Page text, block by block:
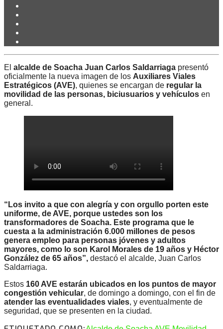
El alcalde de Soacha Juan Carlos Saldarriaga presentó
oficialmente la nueva imagen de los Auxiliares Viales
Estratégicos (AVE), quienes se encargan de regular la
movilidad de las personas, biciusuarios y vehículos en
general.
“Los invito a que con alegría y con orgullo porten este
uniforme, de AVE, porque ustedes son los
transformadores de Soacha. Este programa que le
cuesta a la administración 6.000 millones de pesos
genera empleo para personas jóvenes y adultos
mayores, como lo son Karol Morales de 19 años y Héctor
González de 65 años”, destacó el alcalde, Juan Carlos
Saldarriaga.
Estos 160 AVE estarán ubicados en los puntos de mayor
congestión vehicular, de domingo a domingo, con el fin de
atender las eventualidades viales, y eventualmente de
seguridad, que se presenten en la ciudad.